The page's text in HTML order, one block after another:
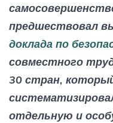
предшествовал
доклада по
совместного
30 стран,
отдельную и